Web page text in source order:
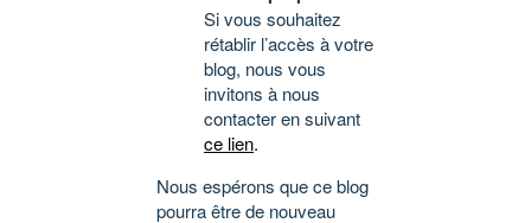
Si vous souhaitez
rétablir l’accès à votre
blog, nous vous
invitons à nous
contacter en suivant
ce lien.
Nous espérons que ce blog
pourra être de nouveau